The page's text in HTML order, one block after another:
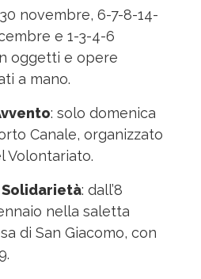
novembre, 6-7-8-14-
e 1-3-4-6
oggetti e opere
a mano.
: solo domenica
Canale, organizzato
Volontariato.
: dall’8
nella saletta
di San Giacomo, con